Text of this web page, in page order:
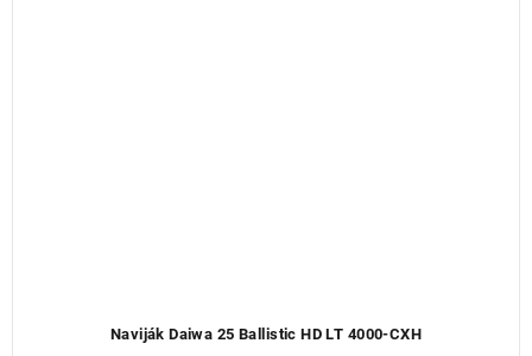
Naviják Daiwa 25 Ballistic HD LT 4000-CXH